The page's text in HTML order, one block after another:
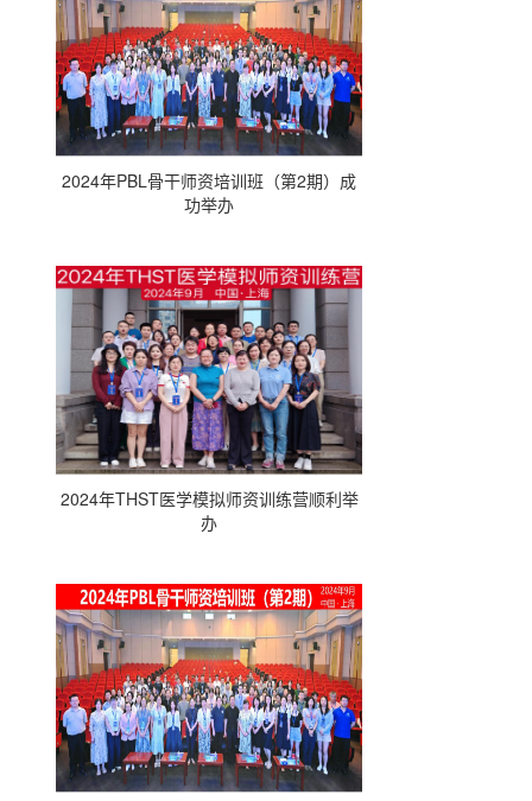
2024年PBL骨干师资培训班（第2期）成
功举办
2024年THST医学模拟师资训练营顺利举
办